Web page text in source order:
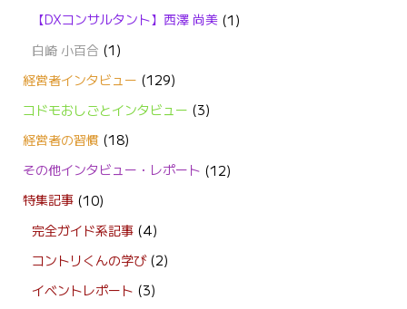
【DXコンサルタント】西澤 尚美 (1)
白崎 小百合 (1)
経営者インタビュー (129)
コドモおしごとインタビュー (3)
経営者の習慣(18)
その他インタビュー・レポート (12)
特集記事(10)
完全ガイド系記事 (4)
コントリくんの学び(2)
イベントレポート (3)